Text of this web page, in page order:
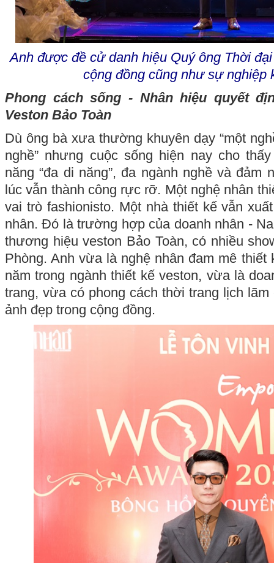
Anh được đề cử danh hiệu Quý ông Thời
cộng đồng cũng như sự nghiệp
Phong cách sống - Nhân hiệu quyết
Veston Bảo Toàn
Dù ông bà xưa thường khuyên dạy “một
nghề” nhưng cuộc sống hiện nay cho
năng “đa di năng”, đa ngành nghề và đảm
lúc vẫn thành công rực rỡ. Một nghệ nhân
vai trò fashionisto. Một nhà thiết kế vẫn
nhân. Đó là trường hợp của doanh nhân -
thương hiệu veston Bảo Toàn, có nhiều
Phòng. Anh vừa là nghệ nhân đam mê thiết
năm trong ngành thiết kế veston, vừa là
trang, vừa có phong cách thời trang lịch
ảnh đẹp trong cộng đồng.